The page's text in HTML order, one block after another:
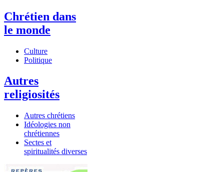
Chrétien dans
le monde
Culture
Politique
Autres
religiosités
Autres chrétiens
Idéologies non
chrétiennes
Sectes et
spiritualités diverses